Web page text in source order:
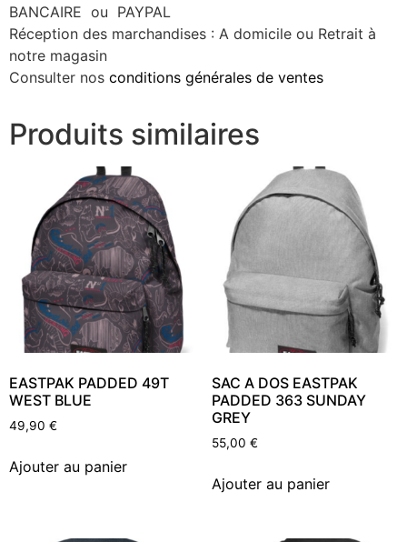
BANCAIRE ou PAYPAL
Réception des marchandises : A domicile ou Retrait à
notre magasin
Consulter nos conditions générales de ventes
Produits similaires
EASTPAK PADDED 49T
WEST BLUE
49,90 €
Ajouter au panier
SAC A DOS EASTPAK
PADDED 363 SUNDAY
GREY
55,00 €
Ajouter au panier